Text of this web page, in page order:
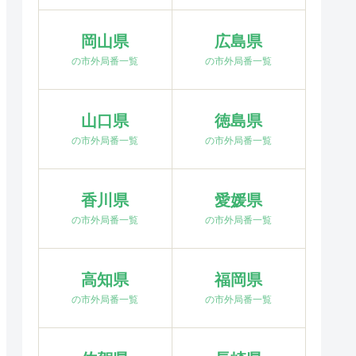
岡山県
の市外局番一覧
広島県
の市外局番一覧
山口県
の市外局番一覧
徳島県
の市外局番一覧
香川県
の市外局番一覧
愛媛県
の市外局番一覧
高知県
の市外局番一覧
福岡県
の市外局番一覧